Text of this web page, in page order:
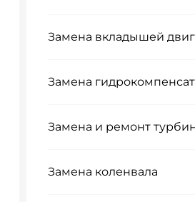
Замена вкладышей
Замена
Замена и ремонт
Замена коленвала